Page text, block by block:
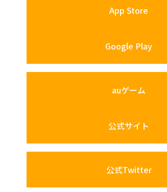
App Store
Google Play
auゲーム
公式サイト
公式Twitter